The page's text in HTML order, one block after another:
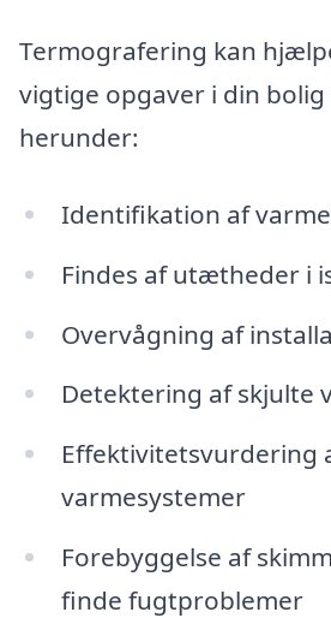
Termografering kan
vigtige opgaver i din
herunder:
Identifikation af
Findes af utætheder i
Overvågning af
Detektering af skjulte
Effektivitetsvurdering
varmesystemer
Forebyggelse af
finde fugtproblemer